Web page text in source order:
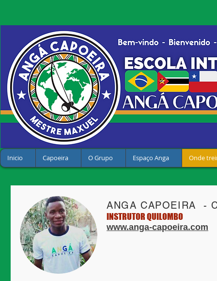
Inicio Capoeira O Grupo Espaço Anga Onde
INSTRUTOR QUILOMBO
ANGA CAPOEIRA -
www.anga-capoeira.com